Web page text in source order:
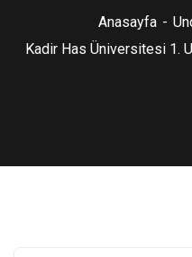
Anasayfa
Kadir Has Üniversitesi 1.